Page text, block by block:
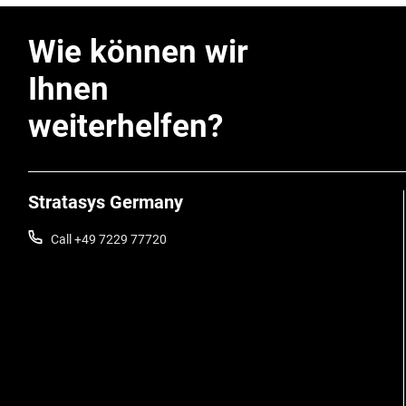
Wie können wir
Ihnen
weiterhelfen?
Stratasys Germany
Call +49 7229 77720